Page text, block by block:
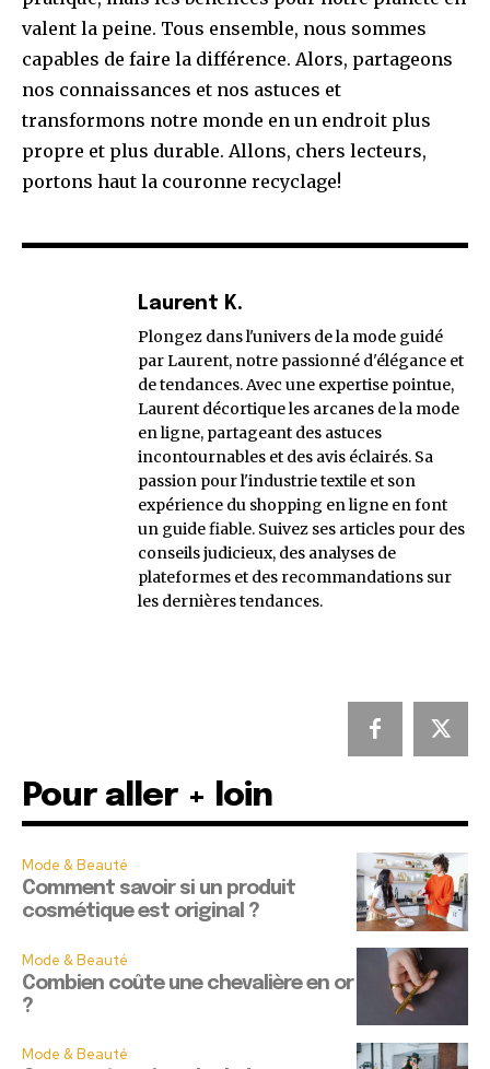
valent la peine. Tous ensemble, nous sommes
capables de faire la différence. Alors, partageons
nos connaissances et nos astuces et
transformons notre monde en un endroit plus
propre et plus durable. Allons, chers lecteurs,
portons haut la couronne recyclage!
Laurent K.
Plongez dans l'univers de la mode guidé
par Laurent, notre passionné d'élégance et
de tendances. Avec une expertise pointue,
Laurent décortique les arcanes de la mode
en ligne, partageant des astuces
incontournables et des avis éclairés. Sa
passion pour l'industrie textile et son
expérience du shopping en ligne en font
un guide fiable. Suivez ses articles pour des
conseils judicieux, des analyses de
plateformes et des recommandations sur
les dernières tendances.
Pour aller + loin
Mode & Beauté
Comment savoir si un produit
cosmétique est original ?
Mode & Beauté
Combien coûte une chevalière en or
?
Mode & Beauté